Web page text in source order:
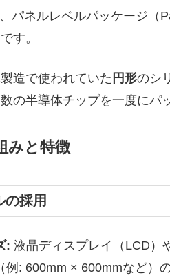
パネルレベルパッケージ（
す。
造で使われていた 円形のシ
の半導体チップを一度にパ
みと特徴
の採用
: 液晶ディスプレイ（LCD）
例: 600mm × 600mmなど）